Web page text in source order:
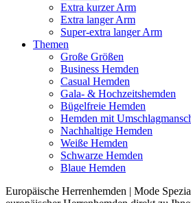
Extra kurzer Arm
Extra langer Arm
Super-extra langer Arm
Themen
Große Größen
Business Hemden
Casual Hemden
Gala- & Hochzeitshemden
Bügelfreie Hemden
Hemden mit
Nachhaltige Hemden
Weiße Hemden
Schwarze Hemden
Blaue Hemden
Europäische Herrenhemden | Mode